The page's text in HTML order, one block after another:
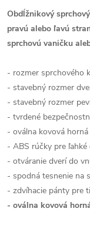
Obdĺžnikový
pravú alebo ľavú
sprchovú vaničku
- rozmer sprchového
- stavebný rozmer
- stavebný rozmer
- tvrdené
- oválna kovová
- ABS rúčky pre ľahké
- otváranie dverí do
- spodná tesnenie na
- zdvíhacie pánty pre
- oválna kovová